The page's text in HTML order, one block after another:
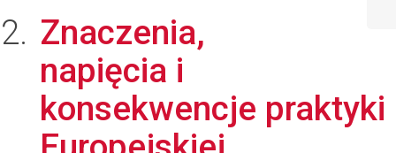
Znaczenia,
napięcia i
konsekwencje